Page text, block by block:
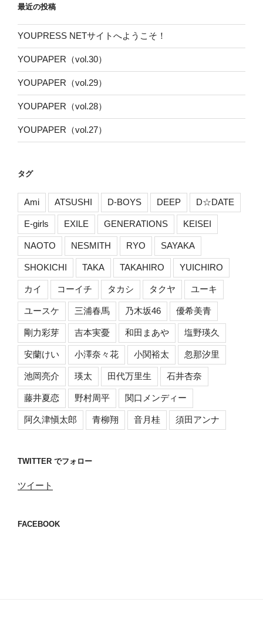
最近の投稿
YOUPRESS NETサイトへようこそ！
YOUPAPER（vol.30）
YOUPAPER（vol.29）
YOUPAPER（vol.28）
YOUPAPER（vol.27）
タグ
Ami ATSUSHI D-BOYS DEEP D☆DATE
E-girls EXILE GENERATIONS KEISEI
NAOTO NESMITH RYO SAYAKA
SHOKICHI TAKA TAKAHIRO YUICHIRO
カイ コーイチ タカシ タクヤ ユーキ
ユースケ 三浦春馬 乃木坂46 優希美青
剛力彩芽 吉本実憂 和田まあや 塩野瑛久
安蘭けい 小澤奈々花 小関裕太 忽那汐里
池岡亮介 瑛太 田代万里生 石井杏奈
藤井夏恋 野村周平 関口メンディー
阿久津愼太郎 青柳翔 音月桂 須田アンナ
TWITTER でフォロー
ツイート
FACEBOOK